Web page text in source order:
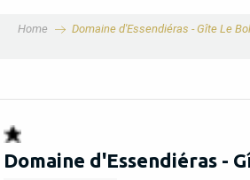
Home Domaine d'Essendiéras - Gîte Le
Domaine d'Essendiéras -